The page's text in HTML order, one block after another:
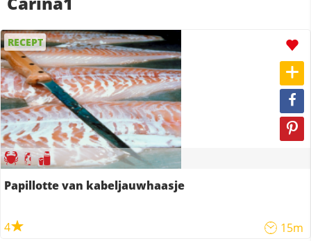
RECEPT
Papillotte van kabeljauwhaasje
4 15m